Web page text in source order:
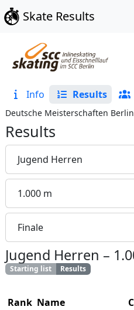
Skate Results
Info Results
Deutsche Meisterschaften
Results
Jugend Herren
1.000 m
Finale
Jugend Herren –
Starting list Results
Rank Name